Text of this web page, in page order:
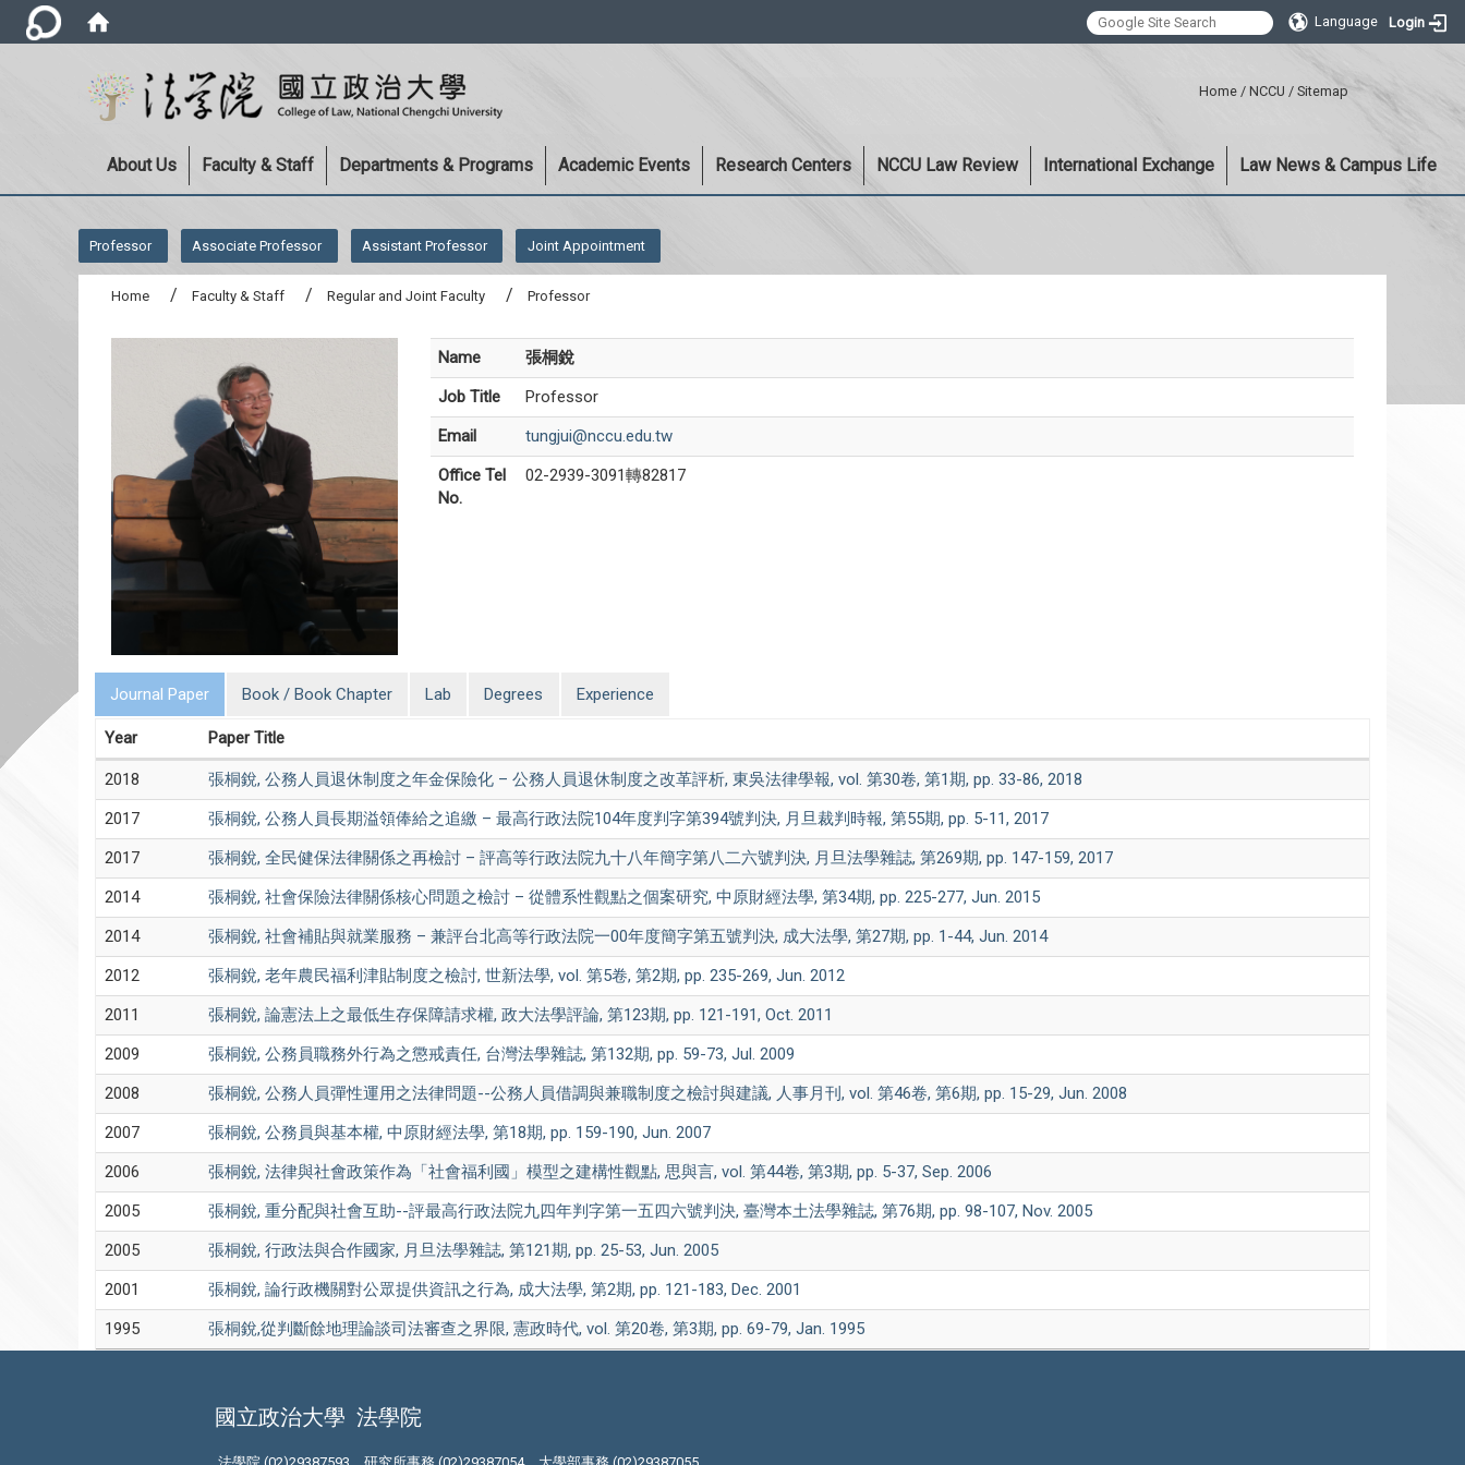
Language Login
Home / NCCU / Sitemap
About Us Faculty & Staff Departments & Programs Academic Events Research Centers NCCU Law Review International Exchange Law News & Campus Life
Professor Associate Professor Assistant Professor Joint Appointment
Home Faculty & Staff Regular and Joint Faculty Professor
Name
張桐銳
Job Title
Professor
Email
tungjui@nccu.edu.tw
Office Tel
No.
02-2939-3091轉82817
Journal Paper Book / Book Chapter Lab Degrees Experience
Year Paper Title
2018
張桐銳, 公務人員退休制度之年金保險化 – 公務人員退休制度之改革評析, 東吳法律學報, vol. 第30卷, 第1期, pp. 33-86, 2018
2017
張桐銳, 公務人員長期溢領俸給之追繳 – 最高行政法院104年度判字第394號判決, 月旦裁判時報, 第55期, pp. 5-11, 2017
2017
張桐銳, 全民健保法律關係之再檢討 – 評高等行政法院九十八年簡字第八二六號判決, 月旦法學雜誌, 第269期, pp. 147-159, 2017
2014
張桐銳, 社會保險法律關係核心問題之檢討 – 從體系性觀點之個案研究, 中原財經法學, 第34期, pp. 225-277, Jun. 2015
2014
張桐銳, 社會補貼與就業服務 – 兼評台北高等行政法院一00年度簡字第五號判決, 成大法學, 第27期, pp. 1-44, Jun. 2014
2012
張桐銳, 老年農民福利津貼制度之檢討, 世新法學, vol. 第5卷, 第2期, pp. 235-269, Jun. 2012
2011
張桐銳, 論憲法上之最低生存保障請求權, 政大法學評論, 第123期, pp. 121-191, Oct. 2011
2009
張桐銳, 公務員職務外行為之懲戒責任, 台灣法學雜誌, 第132期, pp. 59-73, Jul. 2009
2008
張桐銳, 公務人員彈性運用之法律問題--公務人員借調與兼職制度之檢討與建議, 人事月刊, vol. 第46卷, 第6期, pp. 15-29, Jun. 2008
2007
張桐銳, 公務員與基本權, 中原財經法學, 第18期, pp. 159-190, Jun. 2007
2006
張桐銳, 法律與社會政策作為「社會福利國」模型之建構性觀點, 思與言, vol. 第44卷, 第3期, pp. 5-37, Sep. 2006
2005
張桐銳, 重分配與社會互助--評最高行政法院九四年判字第一五四六號判決, 臺灣本土法學雜誌, 第76期, pp. 98-107, Nov. 2005
2005
張桐銳, 行政法與合作國家, 月旦法學雜誌, 第121期, pp. 25-53, Jun. 2005
2001
張桐銳, 論行政機關對公眾提供資訊之行為, 成大法學, 第2期, pp. 121-183, Dec. 2001
1995
張桐銳,從判斷餘地理論談司法審查之界限, 憲政時代, vol. 第20卷, 第3期, pp. 69-79, Jan. 1995
國立政治大學 法學院